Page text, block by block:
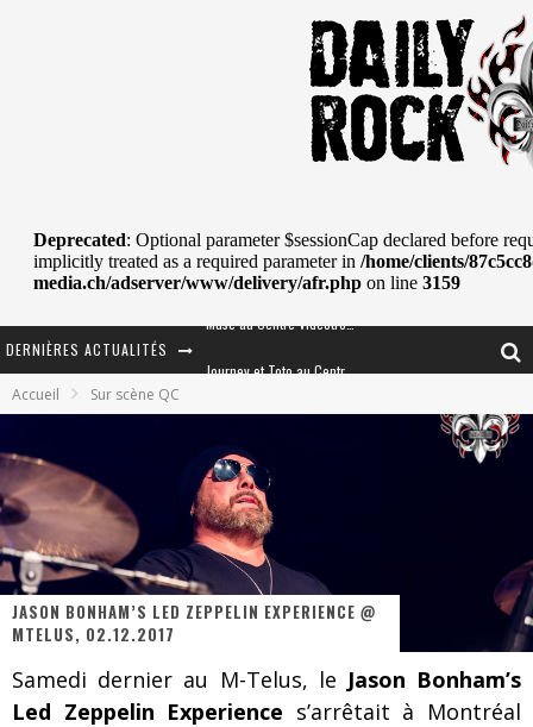
DERNIÈRES ACTUALITÉS
Accueil Sur scène QC
JASON BONHAM’S LED ZEPPELIN EXPERIENCE @
MTELUS, 02.12.2017
Samedi dernier au M-Telus, le Jason Bonham’s
Led Zeppelin Experience s’arrêtait à Montréal